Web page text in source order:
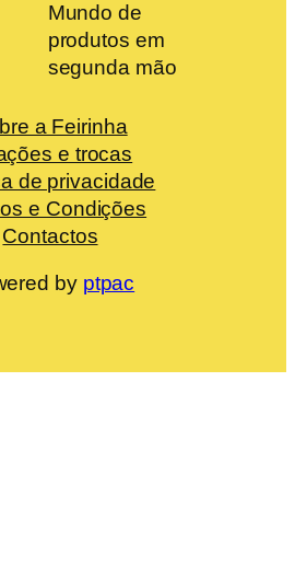
Mundo de
produtos em
segunda mão
a Feirinha
e trocas
de privacidade
e Condições
Contactos
by ptpac